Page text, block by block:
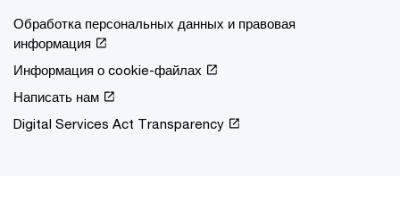
Обработка персональных данных и правовая
информация
Информация о cookie-файлах
Написать нам
Digital Services Act Transparency